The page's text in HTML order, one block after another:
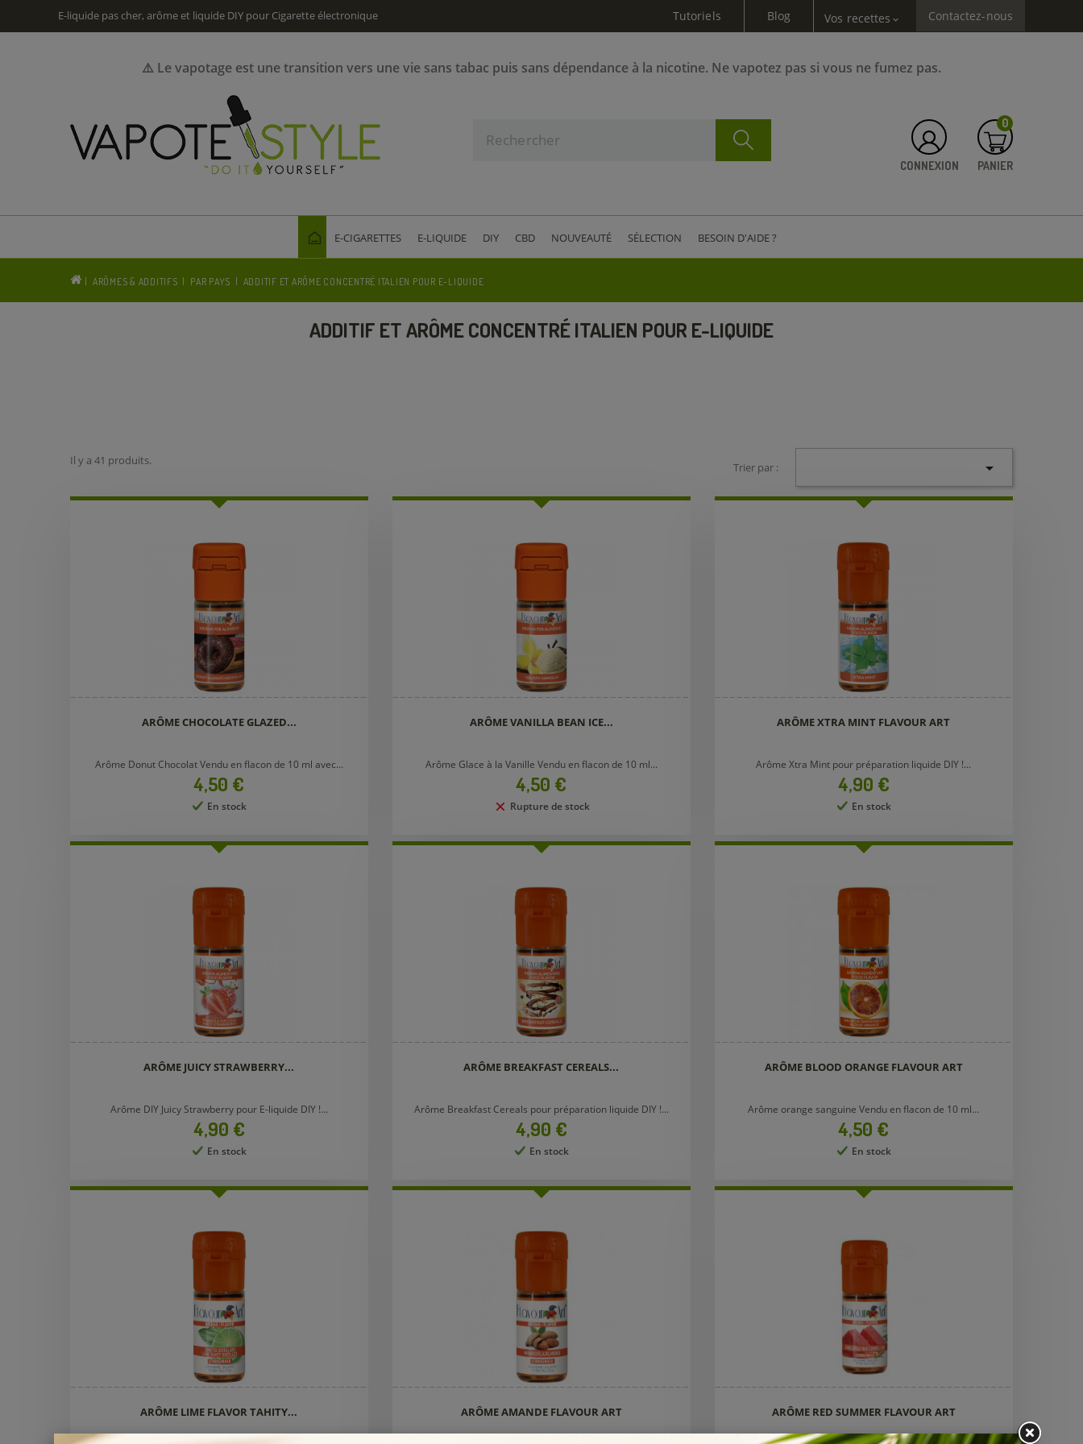
E-liquide pas cher, arôme et liquide DIY pour Cigarette électronique Tutoriels Blog Vos recettes expand_more Contactez-nous
⚠️ Le vapotage est une transition vers une vie sans tabac puis sans dépendance à la nicotine. Ne vapotez pas si vous ne fumez pas.
CONNEXION PANIER
0
E-CIGARETTES E-LIQUIDE DIY CBD NOUVEAUTÉ SÉLECTION BESOIN D'AIDE ?
ARÔMES & ADDITIFS PAR PAYS ADDITIF ET ARÔME CONCENTRÉ ITALIEN POUR E-LIQUIDE
ADDITIF ET ARÔME CONCENTRÉ ITALIEN POUR E-LIQUIDE
Il y a 41 produits. Trier par : 
ARÔME CHOCOLATE GLAZED...
Arôme Donut Chocolat Vendu en flacon de 10 ml avec...
Prix
4,50 €
En stock
ARÔME VANILLA BEAN ICE...
Arôme Glace à la Vanille Vendu en flacon de 10 ml...
Prix
4,50 €
Rupture de stock
ARÔME XTRA MINT FLAVOUR ART
Arôme Xtra Mint pour préparation liquide DIY !...
Prix
4,90 €
En stock
ARÔME JUICY STRAWBERRY...
Arôme DIY Juicy Strawberry pour E-liquide DIY !...
Prix
4,90 €
En stock
ARÔME BREAKFAST CEREALS...
Arôme Breakfast Cereals pour préparation liquide DIY !...
Prix
4,90 €
En stock
ARÔME BLOOD ORANGE FLAVOUR ART
Arôme orange sanguine Vendu en flacon de 10 ml...
Prix
4,50 €
En stock
ARÔME LIME FLAVOR TAHITY... ARÔME AMANDE FLAVOUR ART ARÔME RED SUMMER FLAVOUR ART